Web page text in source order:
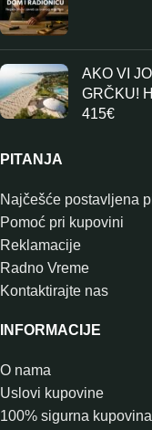
AKO VI
GRČKU!
415€
PITANJA
Najčešće postavljena
Pomoć pri kupovini
Reklamacije
Radno Vreme
Kontaktirajte nas
INFORMACIJE
O nama
Uslovi kupovine
100% sigurna kupovina